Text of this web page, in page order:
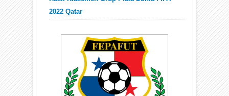
2022 Qatar